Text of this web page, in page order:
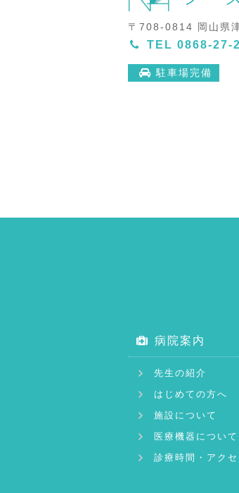
〒708-0814 岡山県
TEL 0868-27-
駐車場完備
病院案内
先生の紹介
はじめての方へ
施設について
医療機器について
診療時間・アクセ